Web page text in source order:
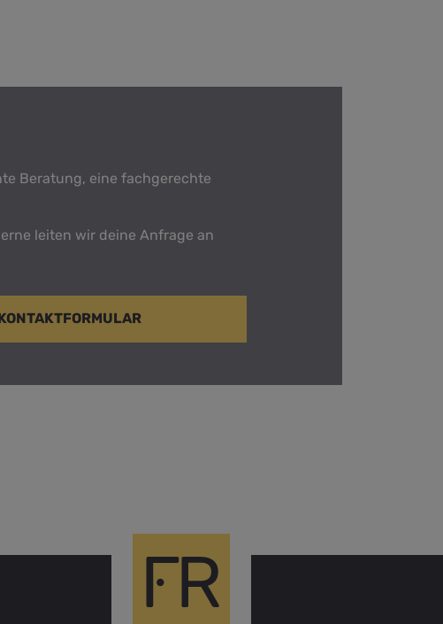
Beratung, eine fachgerechte
leiten wir deine Anfrage an